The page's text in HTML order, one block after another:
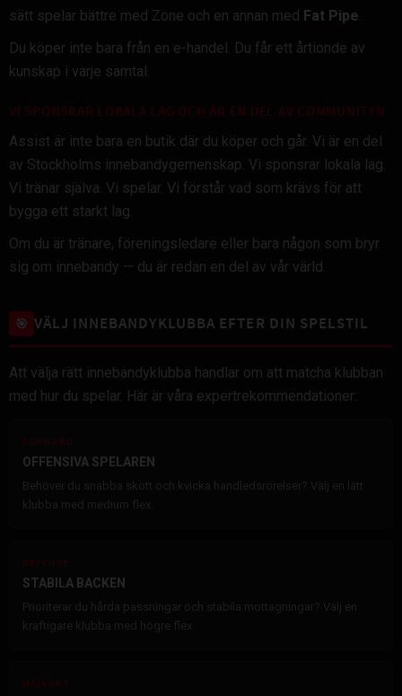
sätt spelar bättre med Zone och en annan med Fat Pipe.
Du köper inte bara från en e-handel. Du får ett årtionde av
kunskap i varje samtal.
VI SPONSRAR LOKALA LAG OCH ÄR EN DEL AV COMMUNITYN
Assist är inte bara en butik där du köper och går. Vi är en del
av Stockholms innebandygemenskap. Vi sponsrar lokala lag.
Vi tränar själva. Vi spelar. Vi förstår vad som krävs för att
bygga ett starkt lag.
Om du är tränare, föreningsledare eller bara någon som bryr
sig om innebandy — du är redan en del av vår värld.
🎯 VÄLJ INNEBANDYKLUBBA EFTER DIN SPELSTIL
Att välja rätt innebandyklubba handlar om att matcha klubban
med hur du spelar. Här är våra expertrekommendationer:
FORWARD
OFFENSIVA SPELAREN
Behöver du snabba skott och kvicka handledsrörelser? Välj en lätt
klubba med medium flex.
DEFENSE
STABILA BACKEN
Prioriterar du hårda passningar och stabila mottagningar? Välj en
kraftigare klubba med högre flex.
MÅLVAKT